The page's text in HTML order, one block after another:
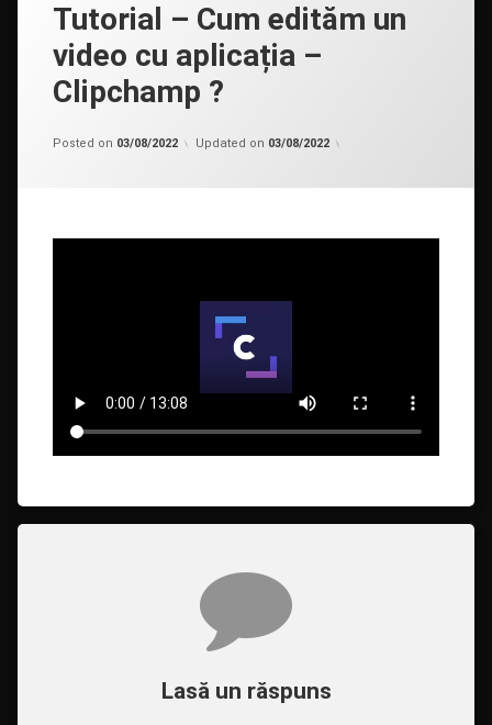
Tutorial – Cum edităm un
video cu aplicația –
Clipchamp ?
Posted on 03/08/2022 Updated on 03/08/2022
Lasă un răspuns